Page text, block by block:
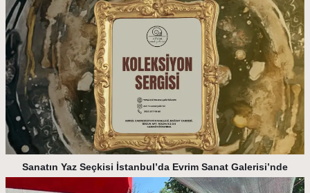
Sanatın Yaz Seçkisi İstanbul’da Evrim Sanat Galerisi’nde